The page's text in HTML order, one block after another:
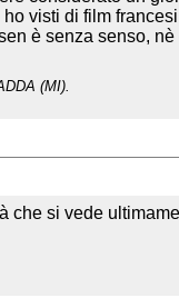
visti di film
è senza senso,
(MI).
che si vede